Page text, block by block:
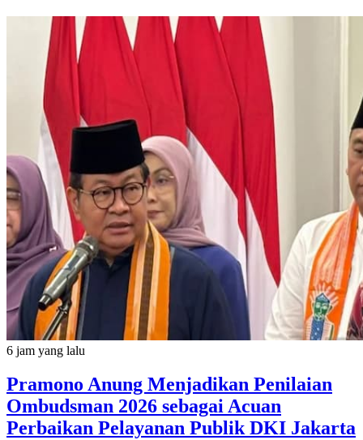
6 jam yang lalu
Pramono Anung Menjadikan Penilaian
Ombudsman 2026 sebagai Acuan
Perbaikan Pelayanan Publik DKI Jakarta